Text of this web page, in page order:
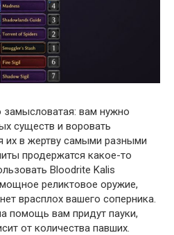
замысловатая: вам нужно
существ и воровать
их в жертву самыми разными
продержатся какое-то
Bloodrite Kalis
реликтовое оружие,
врасплох вашего соперника.
помощь вам придут пауки,
от количества павших.